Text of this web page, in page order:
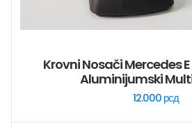
Krovni Nosači Mercedes
Aluminijumski
12.000 рсд